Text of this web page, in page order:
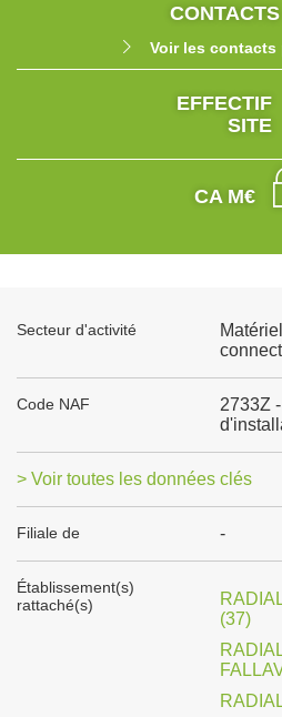
CONTACTS
Voir les contacts
EFFECTIF
SITE
CA M€
Secteur d'activité
Code NAF
2733Z
> Voir toutes les données clés
Filiale de -
Établissement(s)
rattaché(s)
(37)